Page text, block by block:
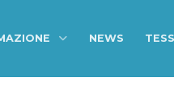
NEWS